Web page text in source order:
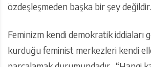
özdeşleşmeden başka bir şey değildir.
Feminizm kendi demokratik iddiaları
kurduğu feminist merkezleri kendi